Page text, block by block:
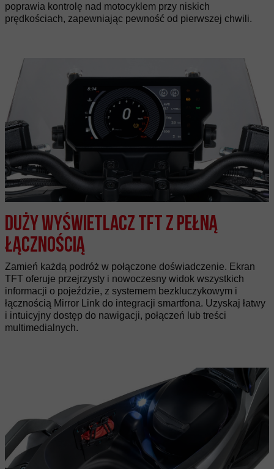
poprawia kontrolę nad motocyklem przy niskich
prędkościach, zapewniając pewność od pierwszej chwili.
Duży wyświetlacz TFT z pełną
łącznością
Zamień każdą podróż w połączone doświadczenie. Ekran
TFT oferuje przejrzysty i nowoczesny widok wszystkich
informacji o pojeździe, z systemem bezkluczykowym i
łącznością Mirror Link do integracji smartfona. Uzyskaj łatwy
i intuicyjny dostęp do nawigacji, połączeń lub treści
multimedialnych.